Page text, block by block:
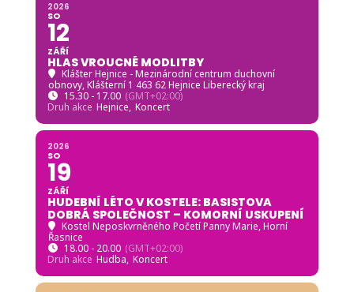
2026
SO
12
ZÁŘÍ
HLAS VROUCNÉ MODLITBY
Klášter Hejnice - Mezinárodní centrum duchovní
obnovy, Klášterní 1 463 62 Hejnice Liberecký kraj
15.30 - 17.00 (GMT+02:00)
Druh akce Hejnice, Koncert
2026
SO
19
ZÁŘÍ
HUDEBNÍ LÉTO V KOSTELE: BASISTOVA
DOBRÁ SPOLEČNOST – KOMORNÍ USKUPENÍ
Kostel Neposkvrněného Početí Panny Marie, Horní
Řasnice
18.00 - 20.00 (GMT+02:00)
Druh akce Hudba, Koncert